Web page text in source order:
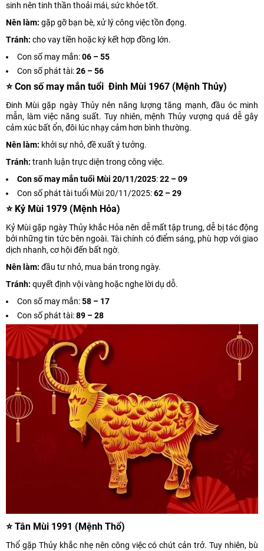
sinh nên tinh thần thoải mái, sức khỏe tốt.
Nên làm: gặp gỡ bạn bè, xử lý công việc tồn đọng.
Tránh: cho vay tiền hoặc ký kết hợp đồng lớn.
Con số may mắn:06 – 55
Con số phát tài:26 – 56
⭐ Con số may mắn tuổi Đinh Mùi 1967 (Mệnh Thủy)
Đinh Mùi gặp ngày Thủy nên năng lượng tăng mạnh, đầu óc minh
mẫn, làm việc năng suất. Tuy nhiên, mệnh Thủy vượng quá dễ gây
cảm xúc bất ổn, đôi lúc nhạy cảm hơn bình thường.
Nên làm: khởi sự nhỏ, đề xuất ý tưởng.
Tránh: tranh luận trực diện trong công việc.
Con số may mắn tuổi Mùi 20/11/2025:22 – 09
Con số phát tài tuổi Mùi 20/11/2025:62 – 29
⭐ Kỷ Mùi 1979 (Mệnh Hỏa)
Kỷ Mùi gặp ngày Thủy khắc Hỏa nên dễ mất tập trung, dễ bị tác động
bởi những tin tức bên ngoài. Tài chính có điểm sáng, phù hợp với giao
dịch nhanh, cơ hội đến bất ngờ.
Nên làm: đầu tư nhỏ, mua bán trong ngày.
Tránh: quyết định vội vàng hoặc nghe lời dụ dỗ.
Con số may mắn:58 – 17
Con số phát tài:89 – 28
⭐ Tân Mùi 1991 (Mệnh Thổ)
Thổ gặp Thủy khắc nhẹ nên công việc có chút cản trở. Tuy nhiên, bù